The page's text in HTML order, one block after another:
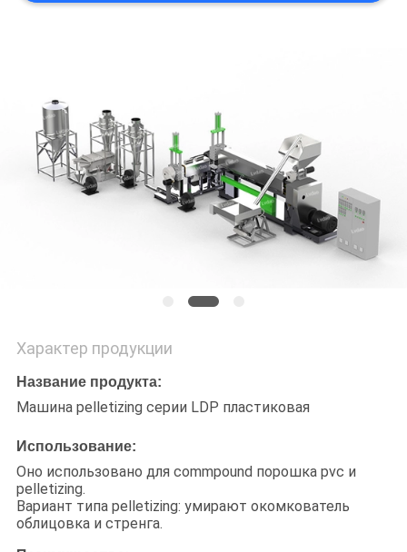
Характер продукции
Название продукта:
Машина pelletizing серии LDP пластиковая
Использование:
Оно использовано для commpound порошка pvc и
pelletizing.
Вариант типа pelletizing: умирают окомкователь
облицовка и стренга.